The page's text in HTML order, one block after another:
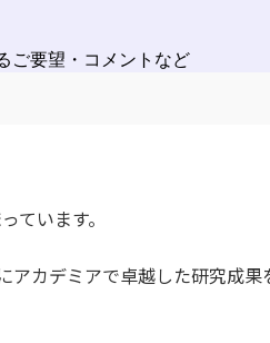
ています。
カデミアで卓越した研究成果